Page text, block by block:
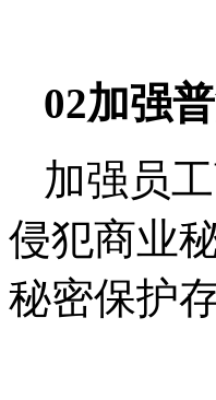
02加强
加强员
侵犯商业
秘密保护